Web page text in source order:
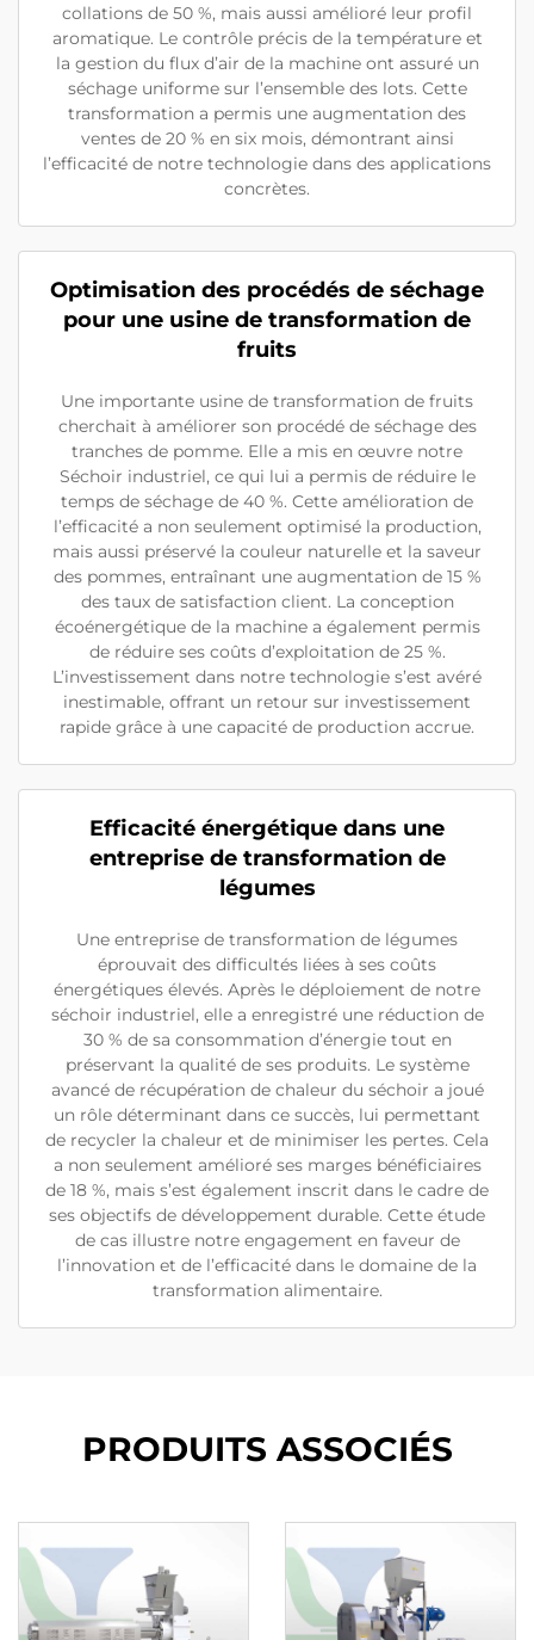
collations de 50 %, mais aussi amélioré leur profil
aromatique. Le contrôle précis de la température et
la gestion du flux d’air de la machine ont assuré un
séchage uniforme sur l’ensemble des lots. Cette
transformation a permis une augmentation des
ventes de 20 % en six mois, démontrant ainsi
l’efficacité de notre technologie dans des applications
concrètes.
Optimisation des procédés de séchage
pour une usine de transformation de
fruits
Une importante usine de transformation de fruits
cherchait à améliorer son procédé de séchage des
tranches de pomme. Elle a mis en œuvre notre
Séchoir industriel, ce qui lui a permis de réduire le
temps de séchage de 40 %. Cette amélioration de
l’efficacité a non seulement optimisé la production,
mais aussi préservé la couleur naturelle et la saveur
des pommes, entraînant une augmentation de 15 %
des taux de satisfaction client. La conception
écoénergétique de la machine a également permis
de réduire ses coûts d’exploitation de 25 %.
L’investissement dans notre technologie s’est avéré
inestimable, offrant un retour sur investissement
rapide grâce à une capacité de production accrue.
Efficacité énergétique dans une
entreprise de transformation de
légumes
Une entreprise de transformation de légumes
éprouvait des difficultés liées à ses coûts
énergétiques élevés. Après le déploiement de notre
séchoir industriel, elle a enregistré une réduction de
30 % de sa consommation d’énergie tout en
préservant la qualité de ses produits. Le système
avancé de récupération de chaleur du séchoir a joué
un rôle déterminant dans ce succès, lui permettant
de recycler la chaleur et de minimiser les pertes. Cela
a non seulement amélioré ses marges bénéficiaires
de 18 %, mais s’est également inscrit dans le cadre de
ses objectifs de développement durable. Cette étude
de cas illustre notre engagement en faveur de
l’innovation et de l’efficacité dans le domaine de la
transformation alimentaire.
PRODUITS ASSOCIÉS